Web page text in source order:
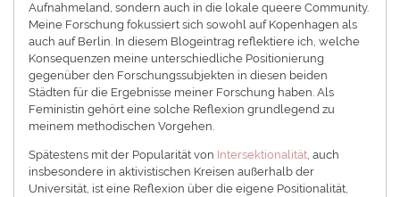
Aufnahmeland, sondern auch in die lokale queere Community.
Meine Forschung fokussiert sich sowohl auf Kopenhagen als
auch auf Berlin. In diesem Blogeintrag reflektiere ich, welche
Konsequenzen meine unterschiedliche Positionierung
gegenüber den Forschungssubjekten in diesen beiden
Städten für die Ergebnisse meiner Forschung haben. Als
Feministin gehört eine solche Reflexion grundlegend zu
meinem methodischen Vorgehen.
Spätestens mit der Popularität von Intersektionalität, auch
insbesondere in aktivistischen Kreisen außerhalb der
Universität, ist eine Reflexion über die eigene Positionalität,